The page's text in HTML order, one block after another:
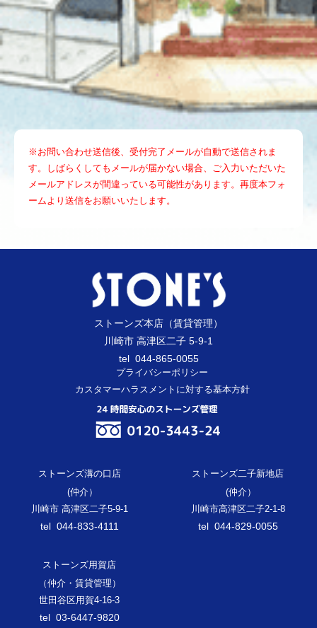
※お問い合わせ送信後、受付完了メールが自動で送信されま
す。しばらくしてもメールが届かない場合、ご入力いただいた
メールアドレスが間違っている可能性があります。再度本フォ
ームより送信をお願いいたします。
ストーンズ本店（賃貸管理）
川崎市 高津区二子 5-9-1
tel 044-865-0055
プライバシーポリシー
カスタマーハラスメントに対する基本方針
ストーンズ溝の口店
(仲介）
川崎市 高津区二子5-9-1
tel 044-833-4111
ストーンズ二子新地店
(仲介）
川崎市高津区二子2-1-8
tel 044-829-0055
ストーンズ用賀店
（仲介・賃貸管理）
世田谷区用賀4-16-3
tel 03-6447-9820